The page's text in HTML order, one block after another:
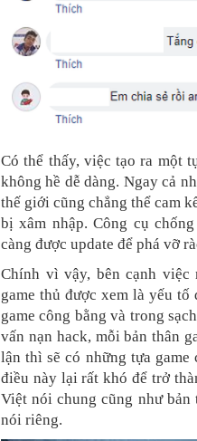
Có thể thấy, việc tạo ra một
không hề dễ dàng. Ngay cả
thế giới cũng chẳng thể cam
bị xâm nhập. Công cụ
càng được update để phá vỡ
Chính vì vậy, bên cạnh
game thủ được xem là yếu
game công bằng và trong
vấn nạn hack, mỗi bản thân
lận thì sẽ có những tựa
điều này lại rất khó để trở
Việt nói chung cũng như bản
nói riêng.